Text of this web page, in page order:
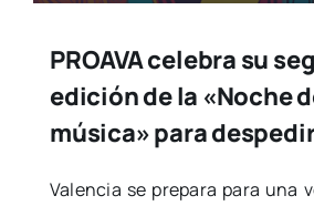
PROAVA celebra su
edición de la «Noche
música» para
Valen­cia se pre­pa­ra para una